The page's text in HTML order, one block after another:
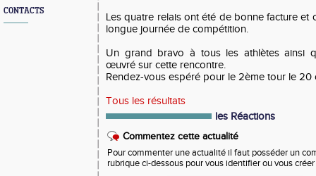
CONTACTS
Les quatre relais ont été de bonne facture et
longue journée de compétition.
Un grand bravo à tous les athlètes ainsi
œuvré sur cette rencontre.
Rendez-vous espéré pour le 2ème tour le 20
Tous les résultats
les Réactions
Commentez cette actualité
Pour commenter une actualité il faut posséder un
rubrique ci-dessous pour vous identifier ou vous